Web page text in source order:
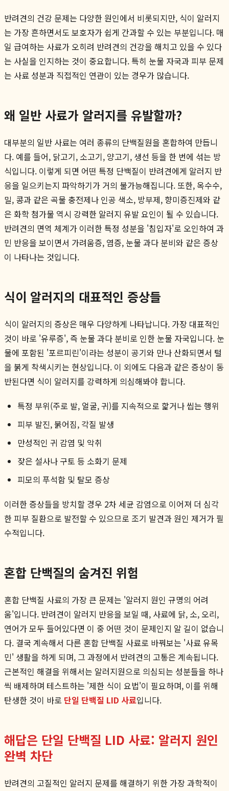
반려견의 건강 문제는 다양한 원인에서 비롯되지만, 식이 알러지
는 가장 흔하면서도 보호자가 쉽게 간과할 수 있는 부분입니다. 매
일 급여하는 사료가 오히려 반려견의 건강을 해치고 있을 수 있다
는 사실을 인지하는 것이 중요합니다. 특히 눈물 자국과 피부 문제
는 사료 성분과 직접적인 연관이 있는 경우가 많습니다.
왜 일반 사료가 알러지를 유발할까?
대부분의 일반 사료는 여러 종류의 단백질원을 혼합하여 만듭니
다. 예를 들어, 닭고기, 소고기, 양고기, 생선 등을 한 번에 섞는 방
식입니다. 이렇게 되면 어떤 특정 단백질이 반려견에게 알러지 반
응을 일으키는지 파악하기가 거의 불가능해집니다. 또한, 옥수수,
밀, 콩과 같은 곡물 충전제나 인공 색소, 방부제, 향미증진제와 같
은 화학 첨가물 역시 강력한 알러지 유발 요인이 될 수 있습니다.
반려견의 면역 체계가 이러한 특정 성분을 '침입자'로 오인하여 과
민 반응을 보이면서 가려움증, 염증, 눈물 과다 분비와 같은 증상
이 나타나는 것입니다.
식이 알러지의 대표적인 증상들
식이 알러지의 증상은 매우 다양하게 나타납니다. 가장 대표적인
것이 바로 '유루증', 즉 눈물 과다 분비로 인한 눈물 자국입니다. 눈
물에 포함된 '포르피린'이라는 성분이 공기와 만나 산화되면서 털
을 붉게 착색시키는 현상입니다. 이 외에도 다음과 같은 증상이 동
반된다면 식이 알러지를 강력하게 의심해봐야 합니다.
특정 부위(주로 발, 얼굴, 귀)를 지속적으로 핥거나 씹는 행위
피부 발진, 붉어짐, 각질 발생
만성적인 귀 감염 및 악취
잦은 설사나 구토 등 소화기 문제
피모의 푸석함 및 탈모 증상
이러한 증상들을 방치할 경우 2차 세균 감염으로 이어져 더 심각
한 피부 질환으로 발전할 수 있으므로 조기 발견과 원인 제거가 필
수적입니다.
혼합 단백질의 숨겨진 위험
혼합 단백질 사료의 가장 큰 문제는 '알러지 원인 규명의 어려
움'입니다. 반려견이 알러지 반응을 보일 때, 사료에 닭, 소, 오리,
연어가 모두 들어있다면 이 중 어떤 것이 문제인지 알 길이 없습니
다. 결국 계속해서 다른 혼합 단백질 사료로 바꿔보는 '사료 유목
민' 생활을 하게 되며, 그 과정에서 반려견의 고통은 계속됩니다.
근본적인 해결을 위해서는 알러지원으로 의심되는 성분들을 하나
씩 배제하며 테스트하는 '제한 식이 요법'이 필요하며, 이를 위해
탄생한 것이 바로 단일 단백질 LID 사료입니다.
해답은 단일 단백질 LID 사료: 알러지 원인
완벽 차단
반려견의 고질적인 알러지 문제를 해결하기 위한 가장 과학적이